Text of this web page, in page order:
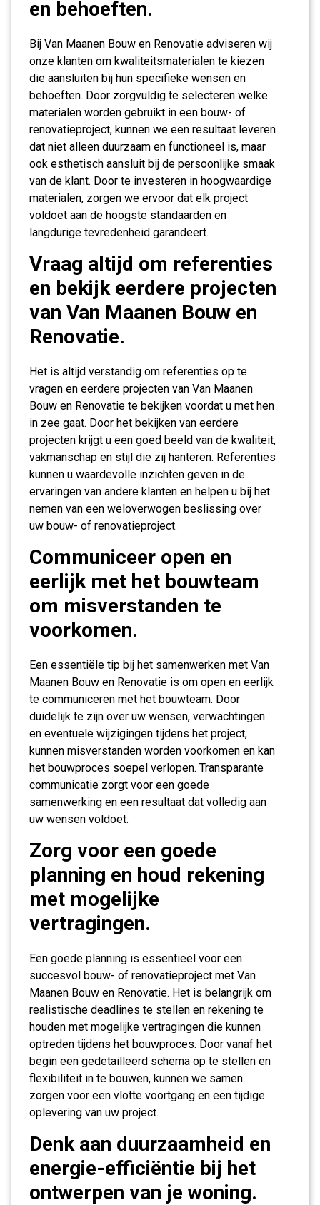
en behoeften.
Bij Van Maanen Bouw en Renovatie adviseren wij
onze klanten om kwaliteitsmaterialen te kiezen
die aansluiten bij hun specifieke wensen en
behoeften. Door zorgvuldig te selecteren welke
materialen worden gebruikt in een bouw- of
renovatieproject, kunnen we een resultaat leveren
dat niet alleen duurzaam en functioneel is, maar
ook esthetisch aansluit bij de persoonlijke smaak
van de klant. Door te investeren in hoogwaardige
materialen, zorgen we ervoor dat elk project
voldoet aan de hoogste standaarden en
langdurige tevredenheid garandeert.
Vraag altijd om referenties
en bekijk eerdere projecten
van Van Maanen Bouw en
Renovatie.
Het is altijd verstandig om referenties op te
vragen en eerdere projecten van Van Maanen
Bouw en Renovatie te bekijken voordat u met hen
in zee gaat. Door het bekijken van eerdere
projecten krijgt u een goed beeld van de kwaliteit,
vakmanschap en stijl die zij hanteren. Referenties
kunnen u waardevolle inzichten geven in de
ervaringen van andere klanten en helpen u bij het
nemen van een weloverwogen beslissing over
uw bouw- of renovatieproject.
Communiceer open en
eerlijk met het bouwteam
om misverstanden te
voorkomen.
Een essentiële tip bij het samenwerken met Van
Maanen Bouw en Renovatie is om open en eerlijk
te communiceren met het bouwteam. Door
duidelijk te zijn over uw wensen, verwachtingen
en eventuele wijzigingen tijdens het project,
kunnen misverstanden worden voorkomen en kan
het bouwproces soepel verlopen. Transparante
communicatie zorgt voor een goede
samenwerking en een resultaat dat volledig aan
uw wensen voldoet.
Zorg voor een goede
planning en houd rekening
met mogelijke
vertragingen.
Een goede planning is essentieel voor een
succesvol bouw- of renovatieproject met Van
Maanen Bouw en Renovatie. Het is belangrijk om
realistische deadlines te stellen en rekening te
houden met mogelijke vertragingen die kunnen
optreden tijdens het bouwproces. Door vanaf het
begin een gedetailleerd schema op te stellen en
flexibiliteit in te bouwen, kunnen we samen
zorgen voor een vlotte voortgang en een tijdige
oplevering van uw project.
Denk aan duurzaamheid en
energie-efficiëntie bij het
ontwerpen van je woning.